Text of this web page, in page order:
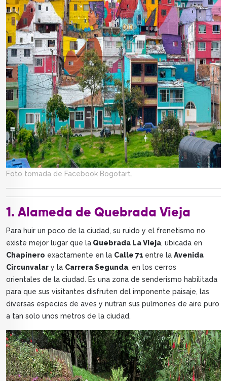
Foto tomada de Facebook Bogotart.
1. Alameda de Quebrada Vieja
Para huir un poco de la ciudad, su ruido y el frenetismo no
existe mejor lugar que la Quebrada La Vieja, ubicada en
Chapinero exactamente en la Calle 71 entre la Avenida
Circunvalar y la Carrera Segunda, en los cerros
orientales de la ciudad. Es una zona de senderismo habilitada
para que sus visitantes disfruten del imponente paisaje, las
diversas especies de aves y nutran sus pulmones de aire puro
a tan solo unos metros de la ciudad.